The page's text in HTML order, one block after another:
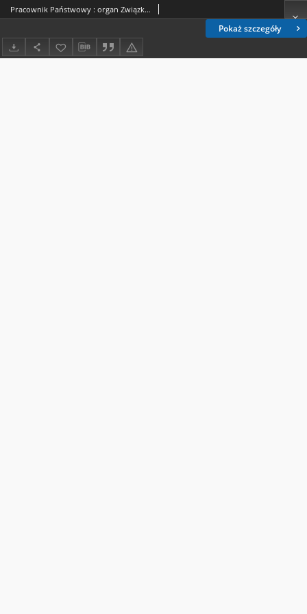
Pokaż szczegóły
Pracownik Państwowy : organ Związku Zawodowego Pracowników Państwowych R. P. - R. 2, nr 1 [4] (styczeń 1947)